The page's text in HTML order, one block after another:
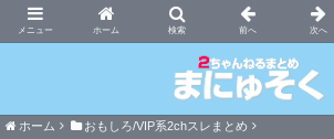
ホーム
まにゅそく 2chまとめニュース
ホーム おもしろ/VIP系2chスレまとめ